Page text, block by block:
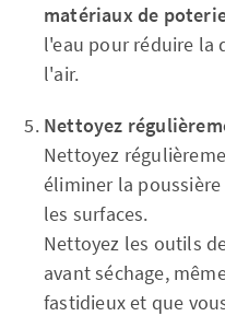
matériaux de
l'eau pour réduire la
l'air.
Nettoyez
Nettoyez
éliminer la
les surfaces.
Nettoyez les outils
avant séchage,
fastidieux et que